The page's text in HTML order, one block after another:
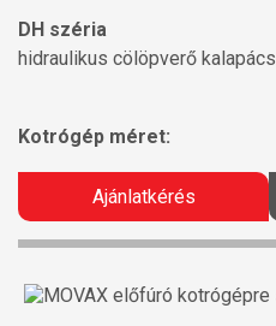
DH széria
hidraulikus cölöpverő kalapács
Kotrógép méret:
Ajánlatkérés